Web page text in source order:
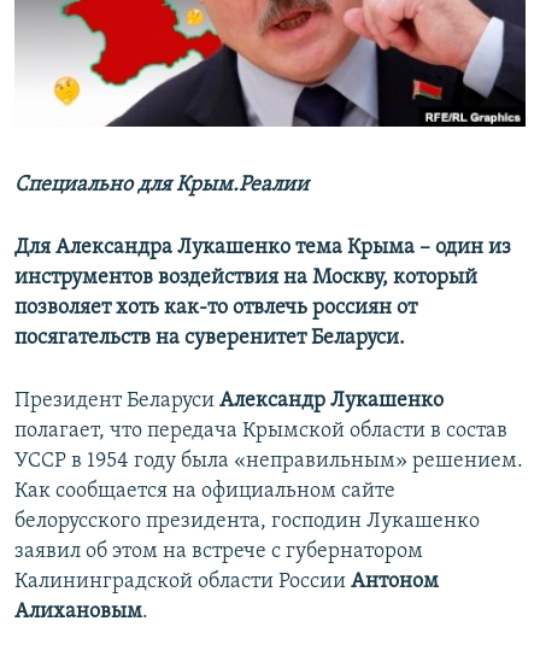
ПОБЕДИТЕЛЕЙ НЕ СУДЯТ?
КРЫМ.НЕПОКОРЕННЫЙ
ELIFBE
ПРИСОЕДИНЯЙТЕСЬ!
Все сайты RFE/RL
Специально для Крым.Реалии
Для Александра Лукашенко тема Крыма – один из
инструментов воздействия на Москву, который
позволяет хоть как-то отвлечь россиян от
посягательств на суверенитет Беларуси.
Президент Беларуси Александр Лукашенко
полагает, что передача Крымской области в состав
УССР в 1954 году была «неправильным» решением.
Как сообщается на официальном сайте
белорусского президента, господин Лукашенко
заявил об этом на встрече с губернатором
Калининградской области России Антоном
Алихановым.